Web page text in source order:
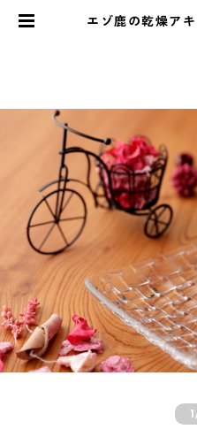
エゾ鹿の乾燥ア
1